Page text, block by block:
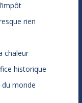
rien
chaleur
historique
monde